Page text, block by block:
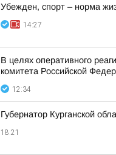
Убежден, спорт – норма
14:27
В целях оперативного
комитета Российской
12:34
Губернатор Курганской
18:21